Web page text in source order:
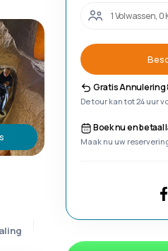
1 Volwassen, 0
Gratis Annulering
De tour kan tot 24 uur
Boek nu en betaal
Maak nu uw